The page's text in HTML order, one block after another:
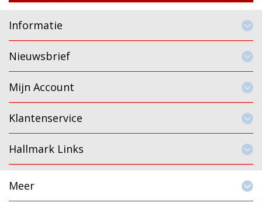
Informatie
Nieuwsbrief
Mijn Account
Klantenservice
Hallmark Links
Meer